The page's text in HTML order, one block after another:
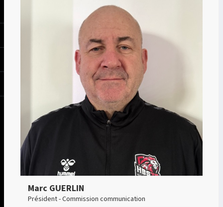
Marc GUERLIN
Président - Commission communication